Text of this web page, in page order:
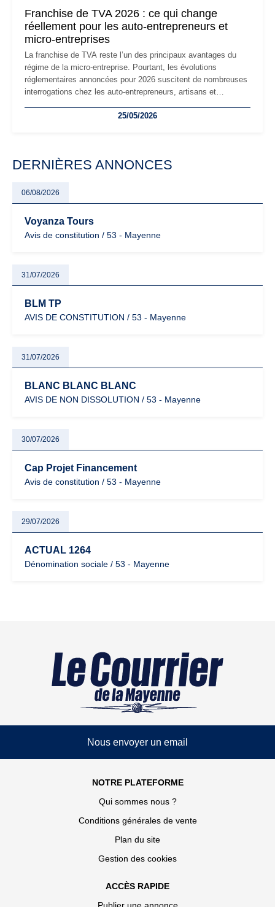
Franchise de TVA 2026 : ce qui change
réellement pour les auto-entrepreneurs et
micro-entreprises
La franchise de TVA reste l’un des principaux avantages du
régime de la micro-entreprise. Pourtant, les évolutions
réglementaires annoncées pour 2026 suscitent de nombreuses
interrogations chez les auto-entrepreneurs, artisans et
facturation ou risque de bascule vers la TVA : les règles
25/05/2026
DERNIÈRES ANNONCES
06/08/2026
Voyanza Tours
Avis de constitution / 53 - Mayenne
31/07/2026
BLM TP
AVIS DE CONSTITUTION / 53 - Mayenne
31/07/2026
BLANC BLANC BLANC
AVIS DE NON DISSOLUTION / 53 - Mayenne
30/07/2026
Cap Projet Financement
Avis de constitution / 53 - Mayenne
29/07/2026
ACTUAL 1264
Dénomination sociale / 53 - Mayenne
Nous envoyer un email
NOTRE PLATEFORME
Qui sommes nous ?
Conditions générales de vente
Plan du site
Gestion des cookies
ACCÈS RAPIDE